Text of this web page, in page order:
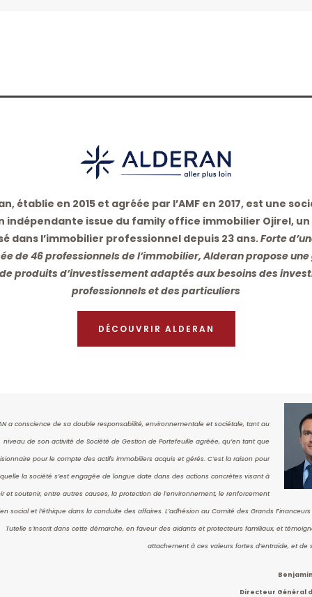
établie en 2015 et agréée par l’AMF en 2017, est une
indépendante issue du family office immobilier Ojirel,
dans l’immobilier professionnel depuis 23 ans.Forte
de 46 professionnels de l’immobilier, Alderan propose
produits d’investissement adaptés aux besoins des
professionnels et des particuliers
DÉCOUVRIR ALDERAN
a conscience de sa double responsabilité, environnementale et sociétale, tant au
niveau de son activité de Société de Gestion de Portefeuille agréée, qu’en tant que
pour le compte des actifs immobiliers acquis et gérés. C’est la raison pour
la société s’est engagée de longue date dans des actions concrètes visant à
et soutenir, entre autres causes, la protection de l’environnement, le renforcement
social et l’éthique dans la conduite des affaires. L’adhésion au Comité des Grands
Tutelle s’inscrit dans cette démarche, en faveur des aidants et protecteurs familiaux, et
attachement à ces valeurs fortes d’entraide, et de
Benjamin
Directeur Général